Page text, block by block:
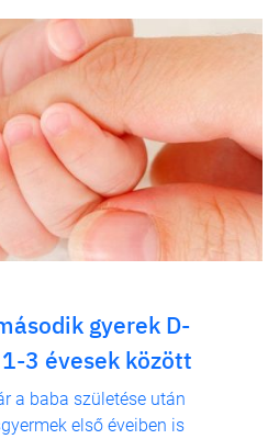
gyerek D-
3 évesek között
a baba születése után
első éveiben is